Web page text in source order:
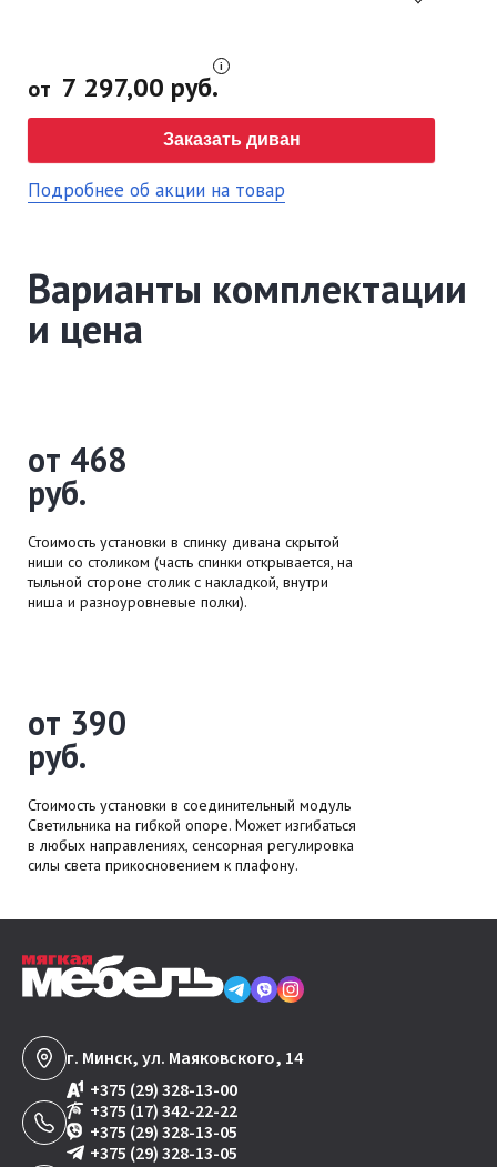
от 7 297,00 руб.
Заказать диван
Подробнее об акции на товар
Варианты комплектации
и цена
от 468
руб.
Стоимость установки в спинку дивана скрытой
ниши со столиком (часть спинки открывается, на
тыльной стороне столик с накладкой, внутри
ниша и разноуровневые полки).
от 390
руб.
Стоимость установки в соединительный модуль
Светильника на гибкой опоре. Может изгибаться
в любых направлениях, сенсорная регулировка
силы света прикосновением к плафону.
г. Минск, ул. Маяковского, 14
+375 (29) 328-13-00
+375 (17) 342-22-22
+375 (29) 328-13-05
+375 (29) 328-13-05